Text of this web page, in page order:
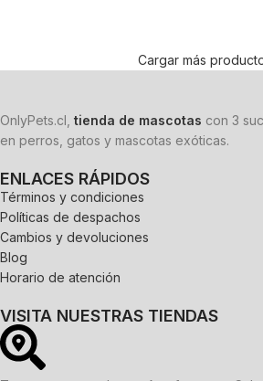
Cargar más
OnlyPets.cl, tienda de mascotas con 3
en perros, gatos y mascotas exóticas.
ENLACES RÁPIDOS
Términos y condiciones
Políticas de despachos
Cambios y devoluciones
Blog
Horario de atención
VISITA NUESTRAS TIENDAS